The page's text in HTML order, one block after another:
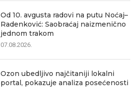
Od 10. avgusta radovi na putu Noćaj–
Radenković: Saobraćaj naizmenično
jednom trakom
07.08.2026.
Ozon ubedljivo najčitaniji lokalni
portal, pokazuje analiza posećenosti